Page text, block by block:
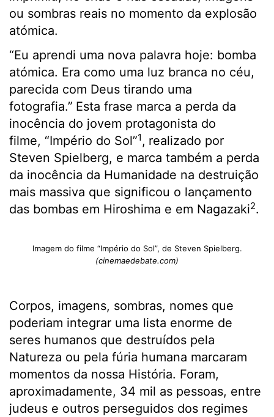
ou sombras reais no momento da explosão
atómica.
“Eu aprendi uma nova palavra hoje: bomba
atómica. Era como uma luz branca no céu,
parecida com Deus tirando uma
fotografia.” Esta frase marca a perda da
inocência do jovem protagonista do
filme, “Império do Sol”1 , realizado por
Steven Spielberg, e marca também a perda
da inocência da Humanidade na destruição
mais massiva que significou o lançamento
das bombas em Hiroshima e em Nagazaki2.
Imagem do filme “Império do Sol”, de Steven Spielberg.
(cinemaedebate.com)
Corpos, imagens, sombras, nomes que
poderiam integrar uma lista enorme de
seres humanos que destruídos pela
Natureza ou pela fúria humana marcaram
momentos da nossa História. Foram,
aproximadamente, 34 mil as pessoas, entre
judeus e outros perseguidos dos regimes